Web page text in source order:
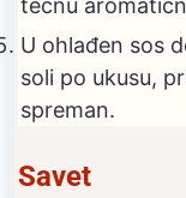
tečnu
U ohlađen sos
soli po ukusu,
spreman.
Savet